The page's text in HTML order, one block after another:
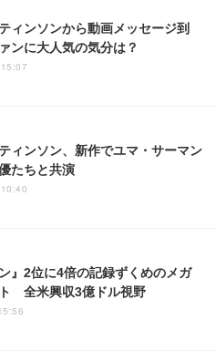
ィンソンから動画メッセージ到
ンに大人気の気分は？
ィンソン、新作でユマ・サーマン
たちと共演
』2位に4倍の記録ずくめのメガ
全米興収3億ドル視野